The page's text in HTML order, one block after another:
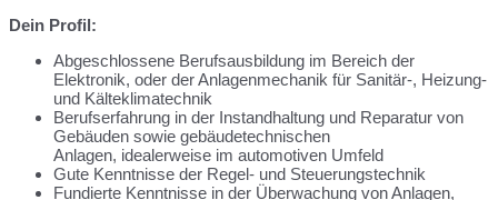
Dein Profil:
Abgeschlossene Berufsausbildung im Bereich der
Elektronik, oder der Anlagenmechanik für Sanitär-, Heizung-
und Kälteklimatechnik
Berufserfahrung in der Instandhaltung und Reparatur von
Gebäuden sowie gebäudetechnischen
Anlagen, idealerweise im automotiven Umfeld
Gute Kenntnisse der Regel- und Steuerungstechnik
Fundierte Kenntnisse in der Überwachung von Anlagen,